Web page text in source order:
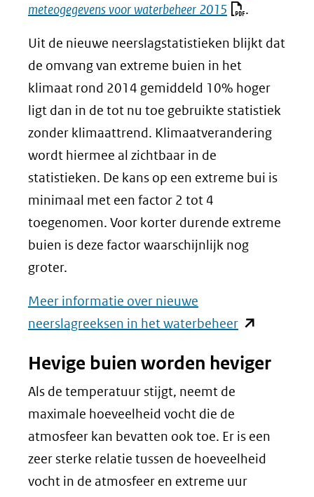
een
website)
meteogegevens voor waterbeheer 2015
.
Uit de nieuwe neerslagstatistieken blijkt dat
de omvang van extreme buien in het
klimaat rond 2014 gemiddeld 10% hoger
ligt dan in de tot nu toe gebruikte statistiek
zonder klimaattrend. Klimaatverandering
wordt hiermee al zichtbaar in de
statistieken. De kans op een extreme bui is
minimaal met een factor 2 tot 4
toegenomen. Voor korter durende extreme
buien is deze factor waarschijnlijk nog
groter.
Meer informatie over nieuwe
neerslagreeksen in het waterbeheer(opent
nieuw
naar
een
andere
Hevige buien worden heviger
Als de temperatuur stijgt, neemt de
maximale hoeveelheid vocht die de
atmosfeer kan bevatten ook toe. Er is een
zeer sterke relatie tussen de hoeveelheid
vocht in de atmosfeer en extreme uur